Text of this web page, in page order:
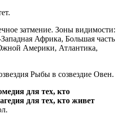
затмение. Зоны видимости:
Африка, Большая часть
Америки, Атлантика,
Рыбы в созвездие Овен.
для тех, кто
для тех, кто живет